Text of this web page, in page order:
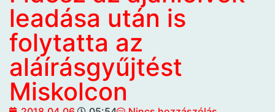
leadása után is
folytatta az
aláírásgyűjtést
Miskolcon